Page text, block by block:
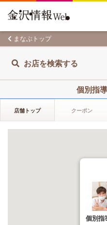
まなぶトップ
お店を検索する
個別指
店舗トップ クーポン
個別指